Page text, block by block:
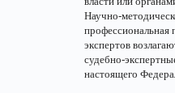
Научно-
профессиональная
экспертов
судебно-
настоящего